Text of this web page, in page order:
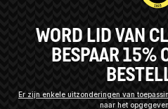
WORD LID VAN
BESPAAR 15%
Er zijn enkele uitzonderingen van
naar het